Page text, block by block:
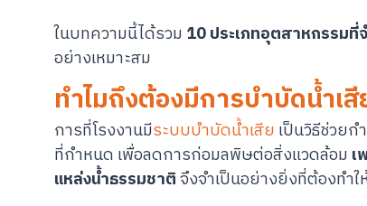
ในบทความนี้ได้รวม 10 ประเภทอุตสาหกรรมที่
อย่างเหมาะสม
ทำไมถึงต้องมีการบำบัดน้ำเ
การที่โรงงานมีระบบบำบัดน้ำเสีย เป็นวิธีช่วย
ที่กำหนด เพื่อลดการก่อมลพิษต่อสิ่งแวดล้อม เ
แหล่งน้ำธรรมชาติจึงจำเป็นอย่างยิ่งที่ต้องทำ